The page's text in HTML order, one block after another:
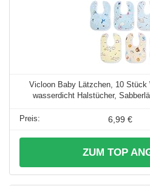
Vicloon Baby Lätzchen, 10 Stück
wasserdicht Halstücher,
6,99 €
ZUM TOP